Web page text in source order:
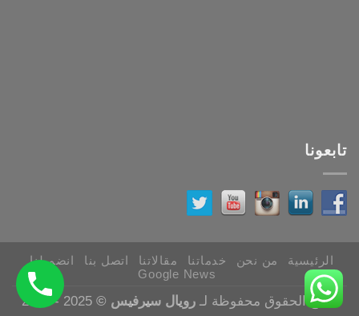
تابعونا
الرئيسية من نحن خدماتنا مقالاتنا اتصل بنا
انضم لنا
Google News
جميع الحقوق محفوظة لـرويال سيرفيس © 2025 - 2026